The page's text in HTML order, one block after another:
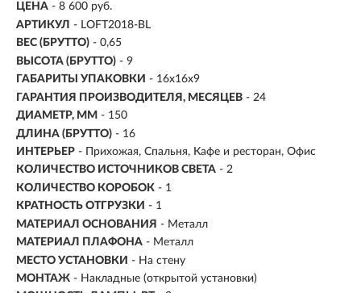
ЦЕНА - 8 600 руб.
АРТИКУЛ - LOFT2018-BL
ВЕС (БРУТТО) - 0,65
ВЫСОТА (БРУТТО) - 9
ГАБАРИТЫ УПАКОВКИ - 16x16x9
ГАРАНТИЯ ПРОИЗВОДИТЕЛЯ, МЕСЯЦЕВ - 24
ДИАМЕТР, ММ - 150
ДЛИНА (БРУТТО) - 16
ИНТЕРЬЕР - Прихожая, Спальня, Кафе и ресторан, Офис
КОЛИЧЕСТВО ИСТОЧНИКОВ СВЕТА - 2
КОЛИЧЕСТВО КОРОБОК - 1
КРАТНОСТЬ ОТГРУЗКИ - 1
МАТЕРИАЛ ОСНОВАНИЯ - Металл
МАТЕРИАЛ ПЛАФОНА - Металл
МЕСТО УСТАНОВКИ - На стену
МОНТАЖ - Накладные (открытой установки)